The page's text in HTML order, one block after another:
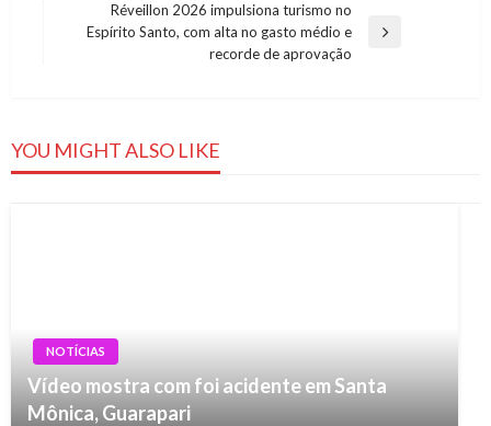
Post
Next
Réveillon 2026 impulsiona turismo no
Espírito Santo, com alta no gasto médio e
recorde de aprovação
YOU MIGHT ALSO LIKE
NOTÍCIAS
Vídeo mostra com foi acidente em Santa
Mônica, Guarapari